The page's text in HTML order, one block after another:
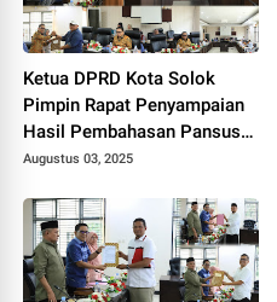
Ketua DPRD Kota Solok
Pimpin Rapat Penyampaian
Hasil Pembahasan Pansus
RPJMD Tahun 2025-2029.
Augustus 03, 2025